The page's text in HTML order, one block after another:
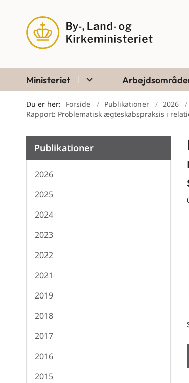
Ministeriet
Du er her: Forside Publikationer
2026
Rapport: Problematisk ægteskabspraksis i
Publikationer
2026
2025
2024
2023
2022
2021
2019
2018
2017
2016
2015